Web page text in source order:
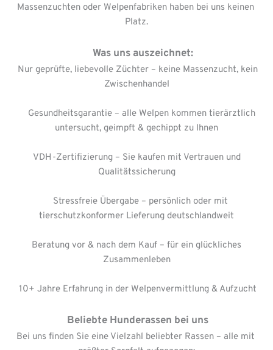
Massenzuchten oder Welpenfabriken haben bei uns keinen
Platz.
     Was uns auszeichnet:
Zwischenhandel
untersucht, geimpft & gechippt zu Ihnen
Qualitätssicherung
tierschutzkonformer Lieferung deutschlandweit
Zusammenleben
10+ Jahre Erfahrung in der Welpenvermittlung & Aufzucht
Beliebte Hunderassen bei uns
Bei uns finden Sie eine Vielzahl beliebter Rassen – alle mit